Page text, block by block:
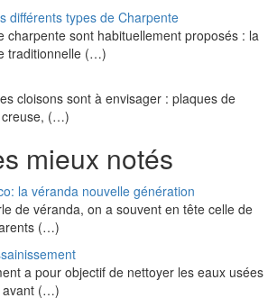
différents types de Charpente
charpente sont habituellement proposés : la
traditionnelle (…)
cloisons sont à envisager : plaques de
creuse, (…)
mieux notés
la véranda nouvelle génération
de véranda, on a souvent en tête celle de
(…)
a pour objectif de nettoyer les eaux usées
avant (…)